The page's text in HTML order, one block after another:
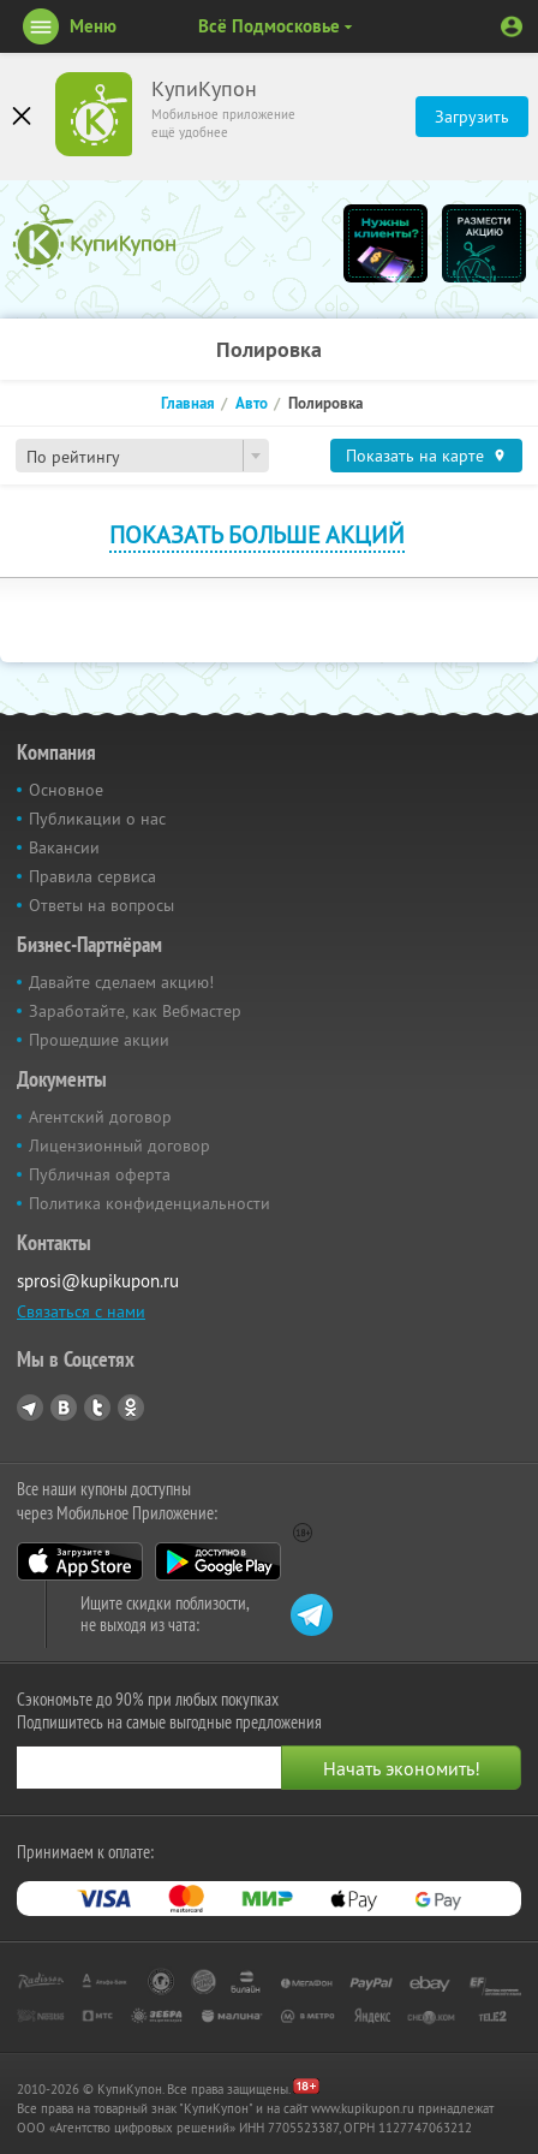
КупиКупон
Мобильное приложение
ещё удобнее
Загрузить
Меню Всё Подмосковье
Полировка
По рейтингу
Главная Авто Полировка
Показать на карте
ПОКАЗАТЬ БОЛЬШЕ АКЦИЙ
Компания
Основное
Публикации о нас
Вакансии
Правила сервиса
Ответы на вопросы
Бизнес-Партнёрам
Давайте сделаем акцию!
Заработайте, как Вебмастер
Прошедшие акции
Документы
Агентский договор
Лицензионный договор
Публичная оферта
Политика конфиденциальности
Контакты
sprosi@kupikupon.ru
Связаться с нами
Мы в Соцсетях
Все наши купоны доступны
через Мобильное Приложение:
Ищите скидки поблизости,
не выходя из чата:
Сэкономьте до 90% при любых покупках
Подпишитесь на самые выгодные предложения
Принимаем к оплате:
2010-2026 © КупиКупон. Все права защищены.
Все права на товарный знак "КупиКупон" и на сайт www.kupikupon.ru принадлежат
OOO «Агентство цифровых решений» ИНН 7705523387, ОГРН 1127747063212